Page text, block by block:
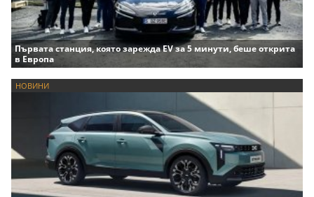
Първата станция, която зарежда EV за 5 минути, беше открита
в Европа
НОВИНИ